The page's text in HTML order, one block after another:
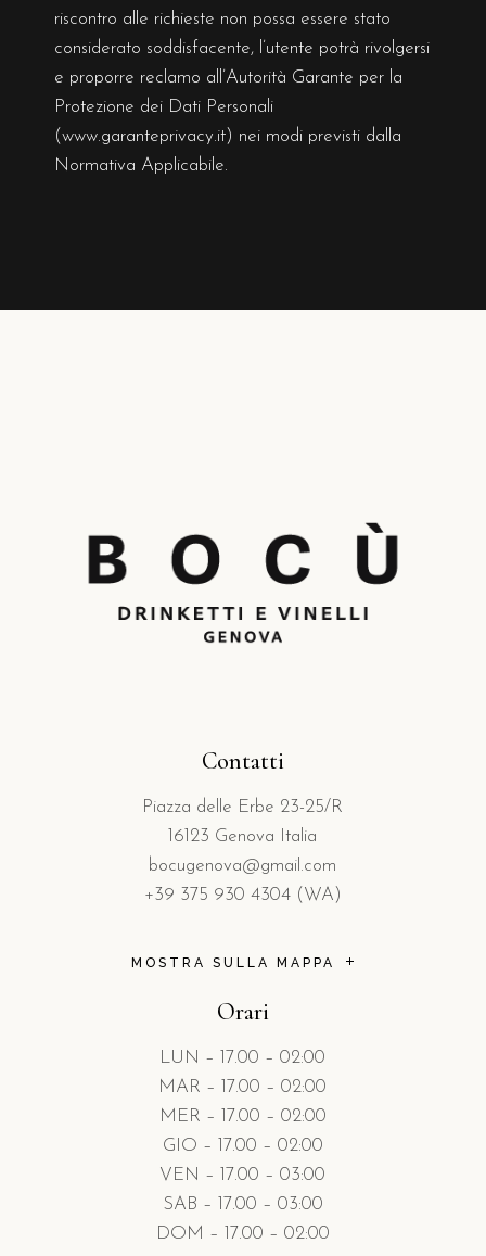
riscontro alle richieste non possa essere stato
considerato soddisfacente, l’utente potrà rivolgersi
e proporre reclamo all’Autorità Garante per la
Protezione dei Dati Personali
(www.garanteprivacy.it) nei modi previsti dalla
Normativa Applicabile.
Contatti
Piazza delle Erbe 23-25/R
16123 Genova Italia
bocugenova@gmail.com
+39 375 930 4304 (WA)
MOSTRA SULLA MAPPA
Orari
LUN – 17.00 – 02:00
MAR – 17.00 – 02:00
MER – 17.00 – 02:00
GIO – 17.00 – 02:00
VEN – 17.00 – 03:00
SAB – 17.00 – 03:00
DOM – 17.00 – 02:00